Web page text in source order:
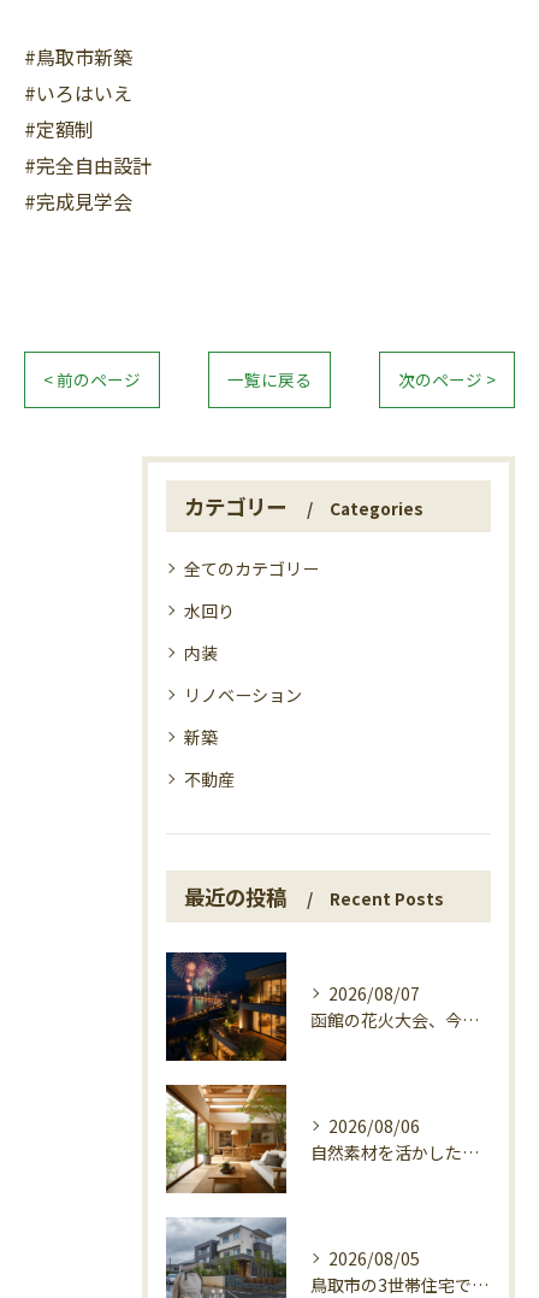
#鳥取市新築
#いろはいえ
#定額制
#完全自由設計
#完成見学会
< 前のページ 一覧に戻る 次のページ >
カテゴリー Categories
全てのカテゴリー
水回り
内装
リノベーション
新築
不動産
最近の投稿 Recent Posts
2026/08/07
函館の花火大会、今日の開催確認と湯の川の夜
2026/08/06
自然素材を活かした家づくり、マエタ木材の目線
2026/08/05
鳥取市の3世帯住宅で考える警戒レベル4避難指示